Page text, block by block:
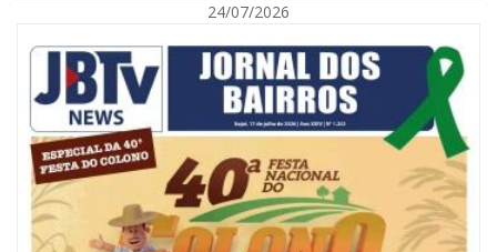
24/07/2026